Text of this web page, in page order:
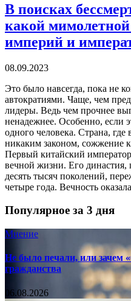
В поисках
какой
империй и
08.09.2023
Это было навсегда, пока не
автократиями. Чаще, чем
лидеры. Ведь чем прочнее
ненадежнее. Особенно, если
одного человека. Страна, где
никаким законом, сожжение
Первый китайский
вечной жизни. Его династия,
десять тысяч поколений,
четыре года. Вечность
Популярное за 3 дня
Мнение
Не было печали, или зачем
гражданства
06.08.2026